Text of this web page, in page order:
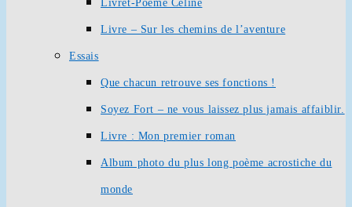
Livret-Poème Céline
Livre – Sur les chemins de l’aventure
Essais
Que chacun retrouve ses fonctions !
Soyez Fort – ne vous laissez plus jamais affaiblir.
Livre : Mon premier roman
Album photo du plus long poème acrostiche du
monde